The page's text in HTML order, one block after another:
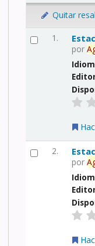
Quitar
1.
por
2.
por